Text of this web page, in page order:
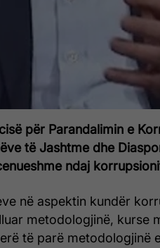
për Parandalimin e
të Jashtme dhe
ndaj
në aspektin kundër
metodologjinë, kurse
të parë metodologjinë